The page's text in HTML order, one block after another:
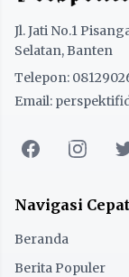
Jl. Jati No.1
Selatan, Banten
Telepon:
Email:
Navigasi Cepat
Beranda
Berita Populer